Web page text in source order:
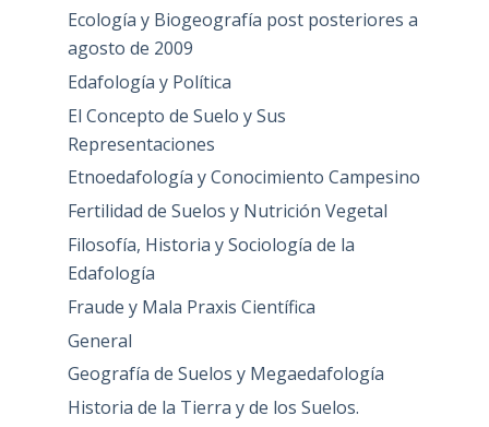
Ecología y Biogeografía post posteriores a
agosto de 2009
Edafología y Política
El Concepto de Suelo y Sus
Representaciones
Etnoedafología y Conocimiento Campesino
Fertilidad de Suelos y Nutrición Vegetal
Filosofía, Historia y Sociología de la
Edafología
Fraude y Mala Praxis Científica
General
Geografía de Suelos y Megaedafología
Historia de la Tierra y de los Suelos.